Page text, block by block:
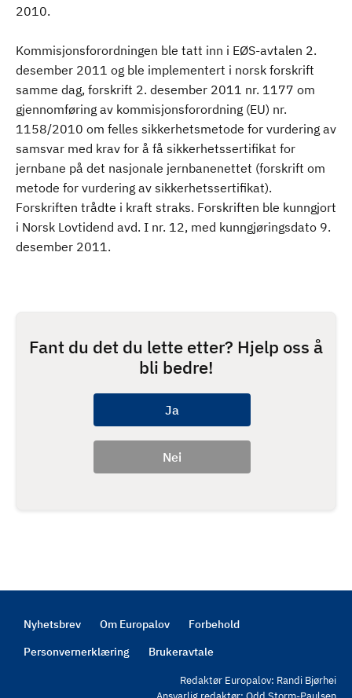
2010.
Kommisjonsforordningen ble tatt inn i EØS-avtalen 2.
desember 2011 og ble implementert i norsk forskrift
samme dag, forskrift 2. desember 2011 nr. 1177 om
gjennomføring av kommisjonsforordning (EU) nr.
1158/2010 om felles sikkerhetsmetode for vurdering av
samsvar med krav for å få sikkerhetssertifikat for
jernbane på det nasjonale jernbanenettet (forskrift om
metode for vurdering av sikkerhetssertifikat).
Forskriften trådte i kraft straks. Forskriften ble kunngjort
i Norsk Lovtidend avd. I nr. 12, med kunngjøringsdato 9.
desember 2011.
Fant du det du lette etter? Hjelp oss å
bli bedre!
Footer
Nyhetsbrev Om Europalov
Forbehold
Personvernerklæring
Brukeravtale
Redaktør Europalov: Randi Bjørhei